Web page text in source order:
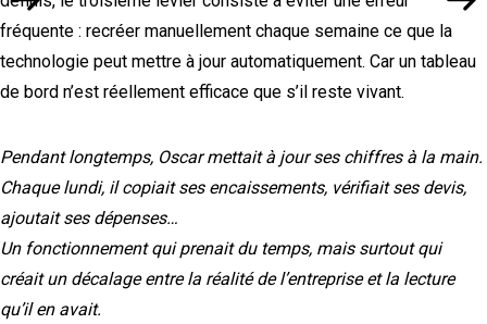
fréquente : recréer manuellement chaque semaine ce que la
technologie peut mettre à jour automatiquement. Car un tableau
de bord n’est réellement efficace que s’il reste vivant.
Pendant longtemps, Oscar mettait à jour ses chiffres à la main.
Chaque lundi, il copiait ses encaissements, vérifiait ses devis,
ajoutait ses dépenses…
Un fonctionnement qui prenait du temps, mais surtout qui
créait un décalage entre la réalité de l’entreprise et la lecture
qu’il en avait.